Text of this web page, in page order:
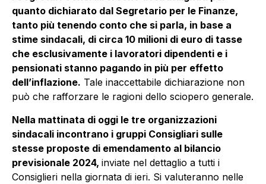
quanto dichiarato dal Segretario per le Finanze,
tanto più tenendo conto che si parla, in base a
stime sindacali, di circa 10 milioni di euro di tasse
che esclusivamente i lavoratori dipendenti e i
pensionati stanno pagando in più per effetto
dell’inflazione. Tale inaccettabile dichiarazione non
può che rafforzare le ragioni dello sciopero generale.
Nella mattinata di oggi le tre organizzazioni
sindacali incontrano i gruppi Consigliari sulle
stesse proposte di emendamento al bilancio
previsionale 2024, inviate nel dettaglio a tutti i
Consiglieri nella giornata di ieri. Si valuteranno nelle